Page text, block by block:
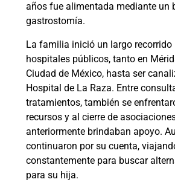
años fue alimentada mediante un
gastrostomía.
La familia inició un largo
hospitales públicos, tanto en
Ciudad de México, hasta ser
Hospital de La Raza. Entre
tratamientos, también se
recursos y al cierre de
anteriormente brindaban apoyo.
continuaron por su cuenta,
constantemente para buscar
para su hija.